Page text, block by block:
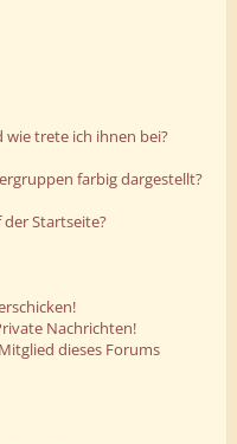
trete ich ihnen bei?
farbig dargestellt?
der Startseite?
Nachrichten!
dieses Forums